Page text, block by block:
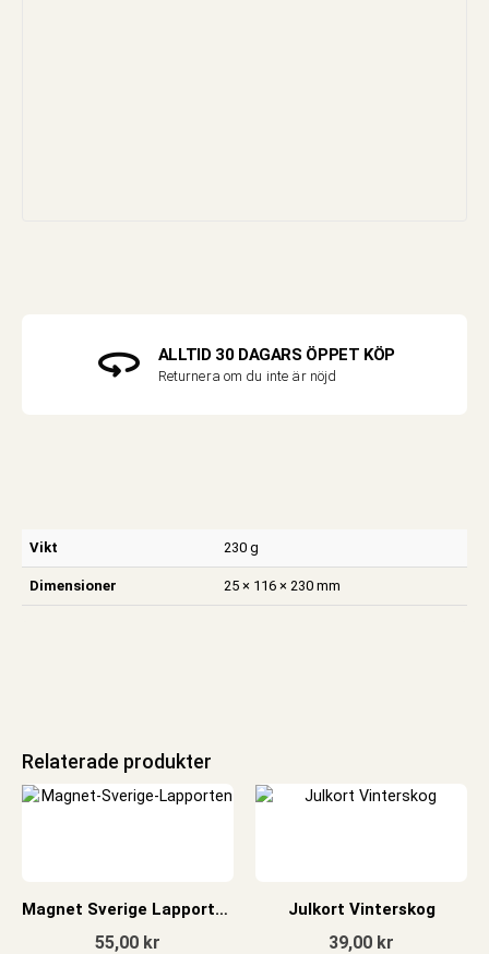
ALLTID 30 DAGARS ÖPPET KÖP
Returnera om du inte är nöjd
Vikt 230 g
Dimensioner 25 × 116 × 230 mm
Relaterade produkter
Magnet Sverige Lapporten
55,00 kr
Julkort Vinterskog
39,00 kr